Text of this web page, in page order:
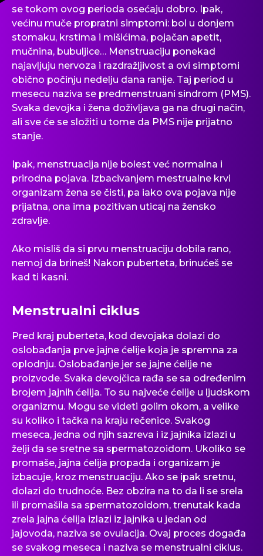
se tokom ovog perioda osećaju dobro. Ipak,
većinu muče propratni simptomi: bol u donjem
stomaku, krstima i mišićima, pojačan apetit,
mučnina, bubuljice… Menstruaciju ponekad
najavljuju nervoza i razdražljivost a ovi simptomi
obično počinju nedelju dana ranije. Taj period u
mesecu naziva se predmenstruani sindrom (PMS).
Svaka devojka i žena doživljava ga na drugi način,
ali sve će se složiti u tome da PMS nije prijatno
stanje.
Ipak, menstruacija nije bolest već normalna i
prirodna pojava. Izbacivanjem mestrualne krvi
organizam žena se čisti, pa iako ova pojava nije
prijatna, ona ima pozitivan uticaj na žensko
zdravlje.
Ako misliš da si prvu menstruaciju dobila rano,
nemoj da brineš! Nakon puberteta, brinućeš se
kad ti kasni.
Menstrualni ciklus
Pred kraj puberteta, kod devojaka dolazi do
oslobađanja prve jajne ćelije koja je spremna za
oplodnju. Oslobađanje jer se jajne ćelije ne
proizvode. Svaka devojčica rađa se sa određenim
brojem jajnih ćelija. To su najveće ćelije u ljudskom
organizmu. Mogu se videti golim okom, a velike
su koliko i tačka na kraju rečenice. Svakog
meseca, jedna od njih sazreva i iz jajnika izlazi u
želji da se sretne sa spermatozoidom. Ukoliko se
promaše, jajna ćelija propada i organizam je
izbacuje, kroz menstruaciju. Ako se ipak sretnu,
dolazi do trudnoće. Bez obzira na to da li se srela
ili promašila sa spermatozoidom, trenutak kada
zrela jajna ćelija izlazi iz jajnika u jedan od
jajovoda, naziva se ovulacija. Ovaj proces događa
se svakog meseca i naziva se menstrualni ciklus.